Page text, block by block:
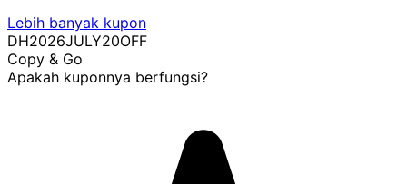
Lebih banyak kupon
DH2026JULY20OFF
Copy & Go
Apakah kuponnya berfungsi?